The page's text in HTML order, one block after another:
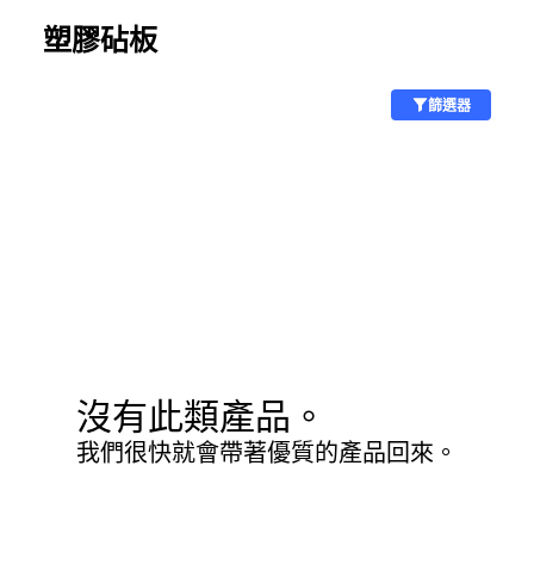
塑膠砧板
篩選器
沒有此類產品。
我們很快就會帶著優質的產品回來。